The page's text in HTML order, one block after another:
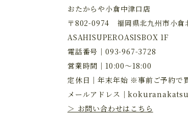
おたからや小倉中津口店
〒802-0974 福岡県北九州市小倉
ASAHISUPEROASISBOX 1F
電話番号｜ 093-967-3728
営業時間｜10:00～18:00
定休日｜年末年始 ※事前ご予約で
メールアドレス｜
＞ お問い合わせはこちら